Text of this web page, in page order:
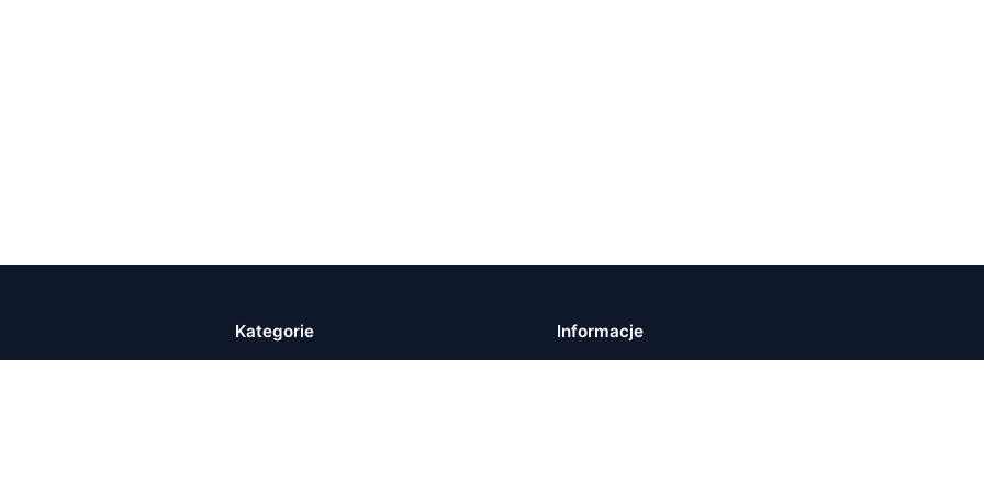
Kategorie Informacje